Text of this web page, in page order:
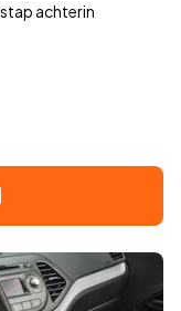
achterin